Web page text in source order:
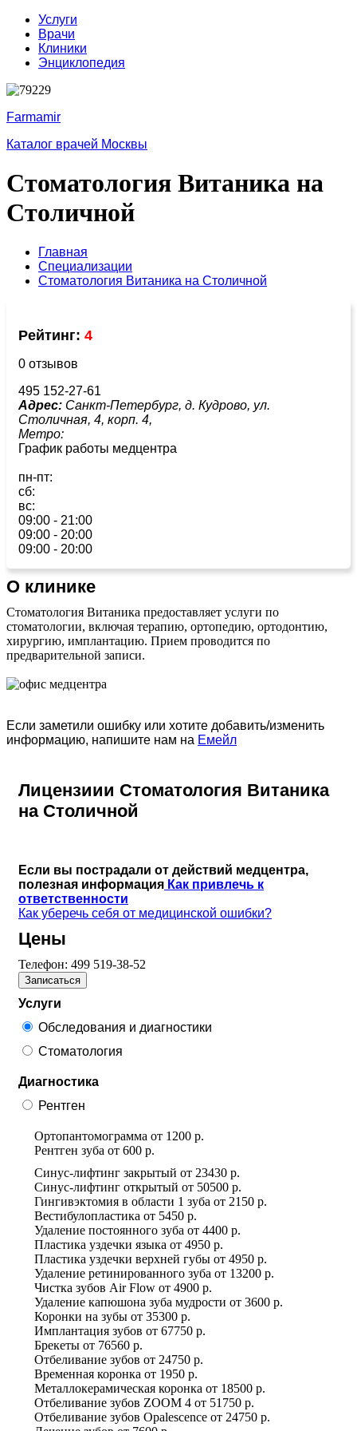
Услуги
Врачи
Клиники
Энциклопедия
Farmamir
Каталог врачей Москвы
Стоматология Витаника на
Столичной
Главная
Специализации
Стоматология Витаника на Столичной
Рейтинг: 4
0 отзывов
495 152-27-61
Адрес: Санкт-Петербург, д. Кудрово, ул.
Столичная, 4, корп. 4,
Метро:
График работы медцентра
пн-пт:
сб:
вс:
09:00 - 21:00
09:00 - 20:00
09:00 - 20:00
О клинике
Стоматология Витаника предоставляет услуги по
стоматологии, включая терапию, ортопедию, ортодонтию,
хирургию, имплантацию. Прием проводится по
предварительной записи.
Если заметили ошибку или хотите добавить/изменить
информацию, напишите нам на Емейл
Лицензиии Стоматология Витаника
на Столичной
Если вы пострадали от действий медцентра,
полезная информация Как привлечь к
ответственности
Как уберечь себя от медицинской ошибки?
Цены
Телефон: 499 519-38-52
Записаться
Услуги
Обследования и диагностики
Стоматология
Диагностика
Рентген
Ортопантомограмма от 1200 р.
Рентген зуба от 600 р.
Синус-лифтинг закрытый от 23430 р.
Синус-лифтинг открытый от 50500 р.
Гингивэктомия в области 1 зуба от 2150 р.
Вестибулопластика от 5450 р.
Удаление постоянного зуба от 4400 р.
Пластика уздечки языка от 4950 р.
Пластика уздечки верхней губы от 4950 р.
Удаление ретинированного зуба от 13200 р.
Чистка зубов Air Flow от 4900 р.
Удаление капюшона зуба мудрости от 3600 р.
Коронки на зубы от 35300 р.
Имплантация зубов от 67750 р.
Брекеты от 76560 р.
Отбеливание зубов от 24750 р.
Временная коронка от 1950 р.
Металлокерамическая коронка от 18500 р.
Отбеливание зубов ZOOM 4 от 51750 р.
Отбеливание зубов Оpalescence от 24750 р.